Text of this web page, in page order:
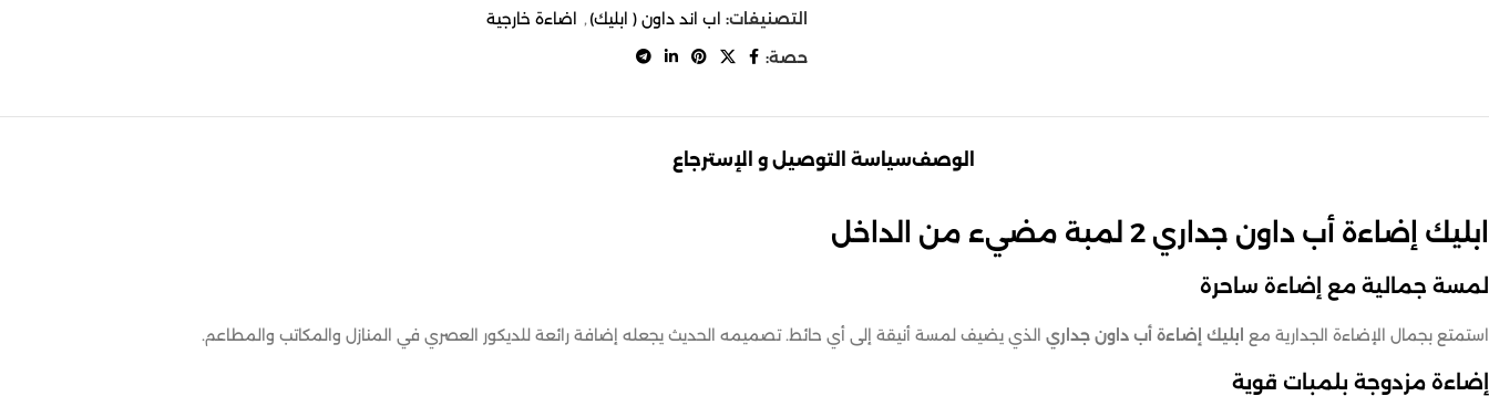
التصنيفات: اب اند داون ( ابليك), اضاءة خارجية
حصة:
الوصفسياسة التوصيل و الإسترجاع
ابليك إضاءة أب داون جداري 2 لمبة مضيء من الداخل
لمسة جمالية مع إضاءة ساحرة
استمتع بجمال الإضاءة الجدارية مع ابليك إضاءة أب داون جداري الذي يضيف لمسة أنيقة إلى أي حائط. تصميمه الحديث يجعله إضافة رائعة للديكور العصري في المنازل والمكاتب والمطاعم.
إضاءة مزدوجة بلمبات قوية